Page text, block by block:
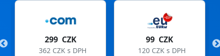
299 CZK
362 CZK s DPH
99 CZK
120 CZK s DPH